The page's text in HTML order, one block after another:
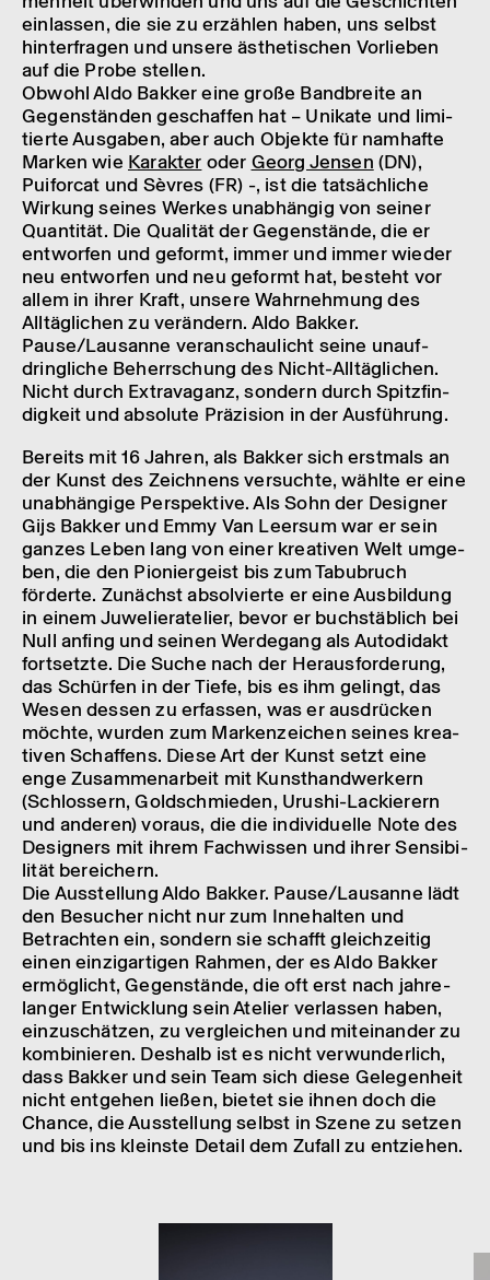
einlas­sen, die sie zu erzäh­len haben, uns selbst
hinter­fra­gen und unsere ästhe­ti­schen Vorlie­ben
auf die Probe stel­len.
Obwohl Aldo Bakker eine große Band­breite an
Gegen­stän­den geschaf­fen hat – Unikate und limi­
tierte Ausga­ben, aber auch Objekte für namhafte
Marken wie Karak­ter oder Georg Jensen (DN),
Puifor­cat und Sèvres (FR) -, ist die tatsäch­li­che
Wirkung seines Werkes unab­hän­gig von seiner
Quan­ti­tät. Die Quali­tät der Gegen­stände, die er
entwor­fen und geformt, immer und immer wieder
neu entwor­fen und neu geformt hat, besteht vor
allem in ihrer Kraft, unsere Wahr­neh­mung des
Alltäg­li­chen zu verän­dern. Aldo Bakker.
Pause/Lausanne veran­schau­licht seine unauf­
dring­li­che Beherr­schung des Nicht-Alltäg­li­chen.
Nicht durch Extra­va­ganz, sondern durch Spitz­fin­
dig­keit und abso­lute Präzi­sion in der Ausfüh­rung.
Bereits mit 16 Jahren, als Bakker sich erst­mals an
der Kunst des Zeich­nens versuchte, wählte er eine
unab­hän­gige Perspek­tive. Als Sohn der Desi­g­ner
Gijs Bakker und Emmy Van Leer­sum war er sein
ganzes Leben lang von einer krea­ti­ven Welt umge­
ben, die den Pionier­geist bis zum Tabu­bruch
förderte. Zunächst absol­vierte er eine Ausbil­dung
in einem Juwe­lie­rate­lier, bevor er buch­stäb­lich bei
Null anfing und seinen Werde­gang als Auto­di­dakt
fort­s­etzte. Die Suche nach der Heraus­for­de­rung,
das Schür­fen in der Tiefe, bis es ihm gelingt, das
Wesen dessen zu erfas­sen, was er ausdrü­cken
möchte, wurden zum Marken­zei­chen seines krea­
ti­ven Schaf­fens. Diese Art der Kunst setzt eine
enge Zusam­me­n­a­r­beit mit Kunst­hand­wer­kern
(Schlos­sern, Gold­schmie­den, Urushi-Lackie­rern
und ande­ren) voraus, die die indi­vi­du­elle Note des
Desi­g­ners mit ihrem Fach­wis­sen und ihrer Sensi­bi­
li­tät berei­chern.
Die Ausstel­lung Aldo Bakker. Pause/Lausanne lädt
den Besu­cher nicht nur zum Inne­hal­ten und
Betrach­ten ein, sondern sie schafft gleich­zei­tig
einen einzig­ar­ti­gen Rahmen, der es Aldo Bakker
ermög­licht, Gegen­stände, die oft erst nach jahre­
lan­ger Entwick­lung sein Atelier verlas­sen haben,
einzu­schät­zen, zu verglei­chen und mitein­an­der zu
kombi­nie­ren. Deshalb ist es nicht verwun­der­lich,
dass Bakker und sein Team sich diese Gele­gen­heit
nicht entge­hen ließen, bietet sie ihnen doch die
Chance, die Ausstel­lung selbst in Szene zu setzen
und bis ins kleinste Detail dem Zufall zu entzie­hen.